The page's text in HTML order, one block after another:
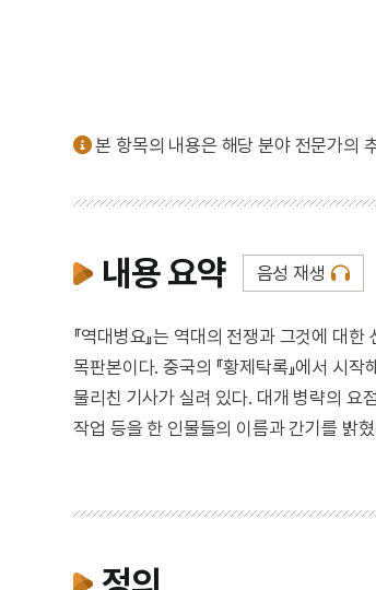
본 항목의 내용은 해당 분야 전문가의
내용 요약 음성 재생
『역대병요』는 역대의 전쟁과 그것에 대
목판본이다. 중국의 『황제탁록』에서 시
물리친 기사가 실려 있다. 대개 병략의 요
작업 등을 한 인물들의 이름과 간기를 밝